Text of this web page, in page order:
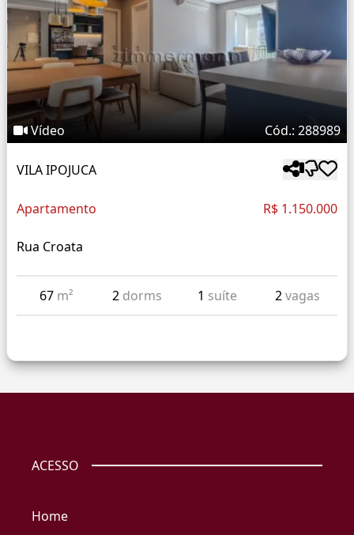
Vídeo Cód.: 288989
VILA IPOJUCA
Apartamento R$ 1.150.000
Rua Croata
67 m² 2 dorms 1 suíte 2vagas
ACESSO
Home